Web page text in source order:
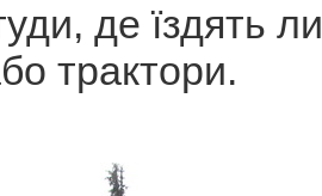
де їздять
трактори.